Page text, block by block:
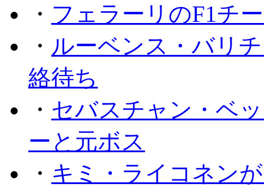
・ フェラーリのF1チ
・ ルーベンス・バリ
絡待ち
・ セバスチャン・ベ
ーと元ボス
・ キミ・ライコネン